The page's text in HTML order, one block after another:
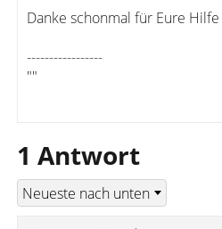
Danke schonmal für Eure Hilfe
-----------------
""
1 Antwort